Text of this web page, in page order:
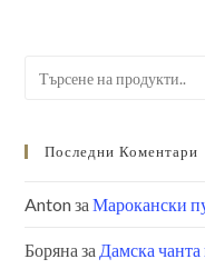
Последни Коментари
AntonзаМарокански
Боряна за Дамска чанта